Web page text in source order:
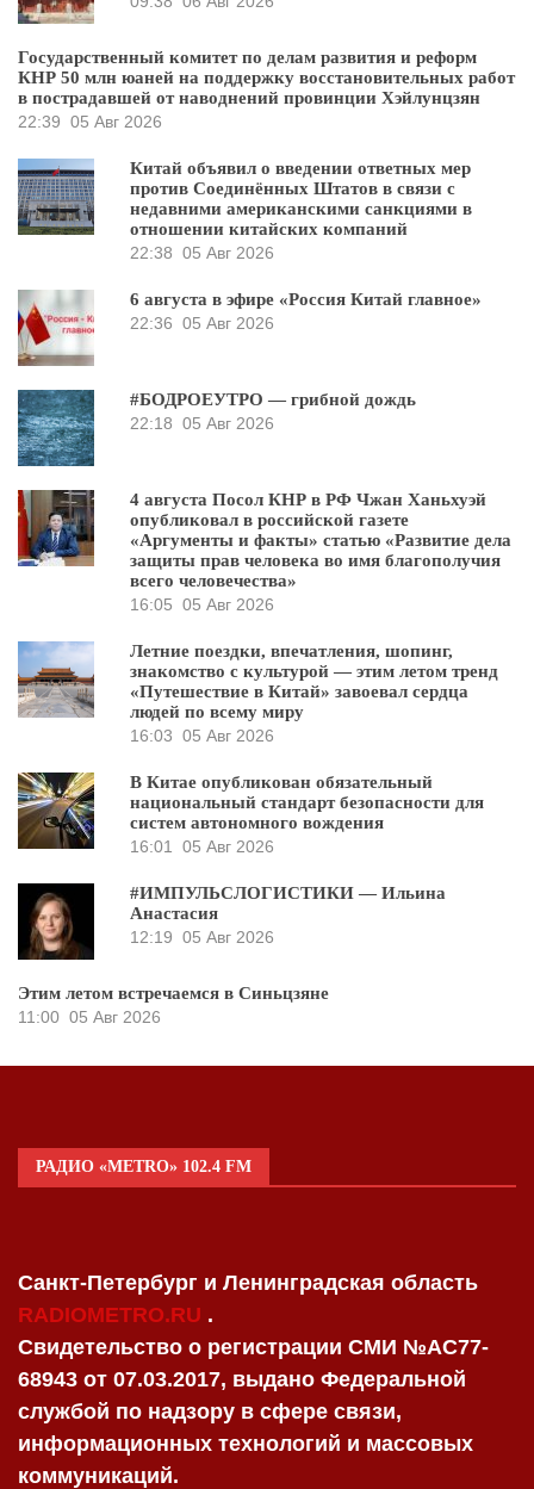
Государственный комитет по делам развития и реформ
КНР 50 млн юаней на поддержку восстановительных работ
в пострадавшей от наводнений провинции Хэйлунцзян
22:39 05 Авг 2026
Китай объявил о введении ответных мер
против Соединённых Штатов в связи с
недавними американскими санкциями в
отношении китайских компаний
22:38 05 Авг 2026
6 августа в эфире «Россия Китай главное»
22:36 05 Авг 2026
#БОДРОЕУТРО — грибной дождь
22:18 05 Авг 2026
4 августа Посол КНР в РФ Чжан Ханьхуэй
опубликовал в российской газете
«Аргументы и факты» статью «Развитие дела
защиты прав человека во имя благополучия
всего человечества»
16:05 05 Авг 2026
Летние поездки, впечатления, шопинг,
знакомство с культурой — этим летом тренд
«Путешествие в Китай» завоевал сердца
людей по всему миру
16:03 05 Авг 2026
В Китае опубликован обязательный
национальный стандарт безопасности для
систем автономного вождения
16:01
05 Авг 2026
#ИМПУЛЬСЛОГИСТИКИ — Ильина
Анастасия
12:19 05 Авг 2026
Этим летом встречаемся в Синьцзяне
11:00 05 Авг 2026
РАДИО «METRO» 102.4 FM
Санкт-Петербург и Ленинградская область
RADIOMETRO.RU .
Свидетельство о регистрации СМИ №AC77-
68943 от 07.03.2017, выдано Федеральной
службой по надзору в сфере связи,
информационных технологий и массовых
коммуникаций.